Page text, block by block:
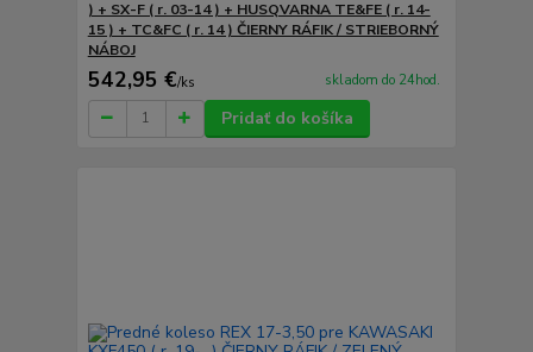
) + SX-F ( r. 03-14 ) + HUSQVARNA TE&FE ( r. 14-
15 ) + TC&FC ( r. 14 ) ČIERNY RÁFIK / STRIEBORNÝ
NÁBOJ
542,95 €/ks skladom do 24hod.
Pridať do košíka